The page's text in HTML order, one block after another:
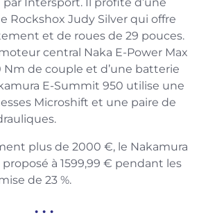
Rockshox Judy Silver qui offre
et de roues de 29 pouces.
central Naka E-Power Max
de couple et d’une batterie
E-Summit 950 utilise une
Microshift et une paire de
plus de 2000 €, le Nakamura
à 1599,99 € pendant les
de 23 %.
. . .